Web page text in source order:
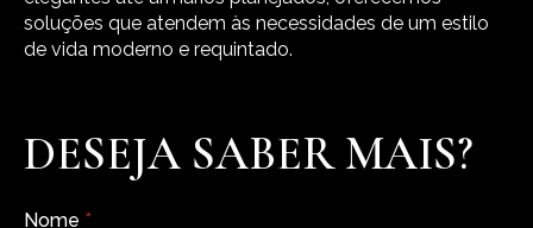
soluções que atendem às necessidades de um estilo
de vida moderno e requintado.
DESEJA SABER MAIS?
Nome *